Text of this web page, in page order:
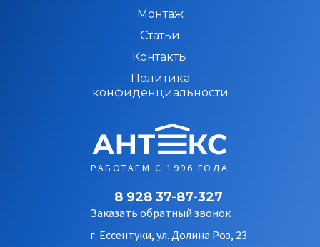
РАБОТАЕМ С 1996 ГОДА
Монтаж
Статьи
Контакты
Политика
конфиденциальности
8 928 37-87-327
Заказать обратный звонок
г. Ессентуки, ул. Долина Роз, 23